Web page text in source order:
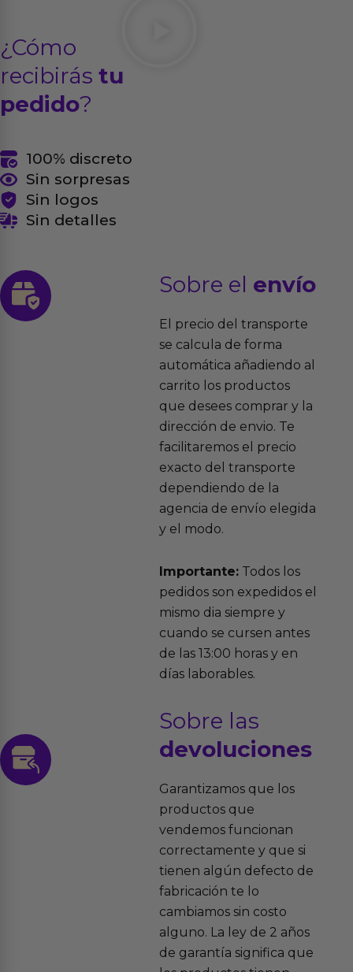
¿Cómo
recibirás tu
pedido?
100% discreto
Sin sorpresas
Sin logos
Sin detalles
Sobre el envío
El precio del transporte
se calcula de forma
automática añadiendo al
carrito los productos
que desees comprar y la
dirección de envio. Te
facilitaremos el precio
exacto del transporte
dependiendo de la
agencia de envío elegida
y el modo.
Importante:Todos los
pedidos son expedidos el
mismo dia siempre y
cuando se cursen antes
de las 13:00 horas y en
días laborables.
Sobre las
devoluciones
Garantizamos que los
productos que
vendemos funcionan
correctamente y que si
tienen algún defecto de
fabricación te lo
cambiamos sin costo
alguno. La ley de 2 años
de garantía significa que